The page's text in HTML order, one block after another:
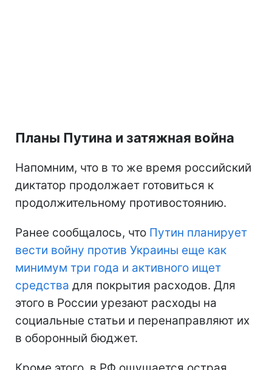
Планы Путина и затяжная война
Напомним, что в то же время российский
диктатор продолжает готовиться к
продолжительному противостоянию.
Ранее сообщалось, что Путин планирует
вести войну против Украины еще как
минимум три года и активного ищет
средства для покрытия расходов. Для
этого в России урезают расходы на
социальные статьи и перенаправляют их
в оборонный бюджет.